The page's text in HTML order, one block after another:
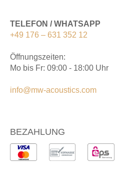
TELEFON / WHATSAPP
+49 176 – 631 352 12
Öffnungszeiten:
Mo bis Fr: 09:00 - 18:00 Uhr
info@mw-acoustics.com
BEZAHLUNG